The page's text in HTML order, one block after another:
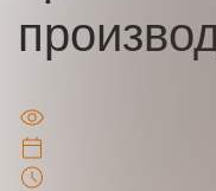
Ваша идея/ вопрос